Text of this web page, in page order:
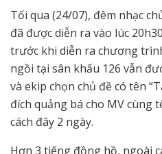
Tối qua (24/07), đêm nhạc
đã được diễn ra vào lúc
trước khi diễn ra chương
ngồi tại sân khấu 126 vẫn
và ekip chọn chủ đề có tên
đích quảng bá cho MV cùng
cách đây 2 ngày.
Hơn 3 tiếng đồng hồ, ngoài